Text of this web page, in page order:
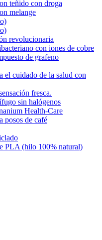
teñido con droga
melange
revolucionaria
con iones de cobre
de grafeno
el cuidado de la salud con
fresca.
sin halógenos
Health-Care
posos de café
PLA (hilo 100% natural)